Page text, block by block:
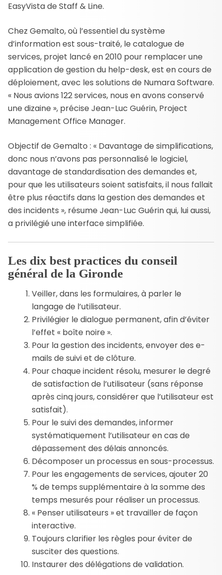
EasyVista de Staff & Line.
Chez Gemalto, où l’essentiel du système
d’information est sous-traité, le catalogue de
services, projet lancé en 2010 pour remplacer une
application de gestion du help-desk, est en cours de
déploiement, avec les solutions de Numara Software.
« Nous avions 122 services, nous en avons conservé
une dizaine », précise Jean-Luc Guérin, Project
Management Office Manager.
Objectif de Gemalto : « Davantage de simplifications,
donc nous n’avons pas personnalisé le logiciel,
davantage de standardisation des demandes et,
pour que les utilisateurs soient satisfaits, il nous fallait
être plus réactifs dans la gestion des demandes et
des incidents », résume Jean-Luc Guérin qui, lui aussi,
a privilégié une interface simplifiée.
Les dix best practices du conseil
général de la Gironde
Veiller, dans les formulaires, à parler le
langage de l’utilisateur.
Privilégier le dialogue permanent, afin d’éviter
l’effet « boîte noire ».
Pour la gestion des incidents, envoyer des e-
mails de suivi et de clôture.
Pour chaque incident résolu, mesurer le degré
de satisfaction de l’utilisateur (sans réponse
après cinq jours, considérer que l’utilisateur est
satisfait).
Pour le suivi des demandes, informer
systématiquement l’utilisateur en cas de
dépassement des délais annoncés.
Décomposer un processus en sous-processus.
Pour les engagements de services, ajouter 20
% de temps supplémentaire à la somme des
temps mesurés pour réaliser un processus.
« Penser utilisateurs » et travailler de façon
interactive.
Toujours clarifier les règles pour éviter de
susciter des questions.
Instaurer des délégations de validation.